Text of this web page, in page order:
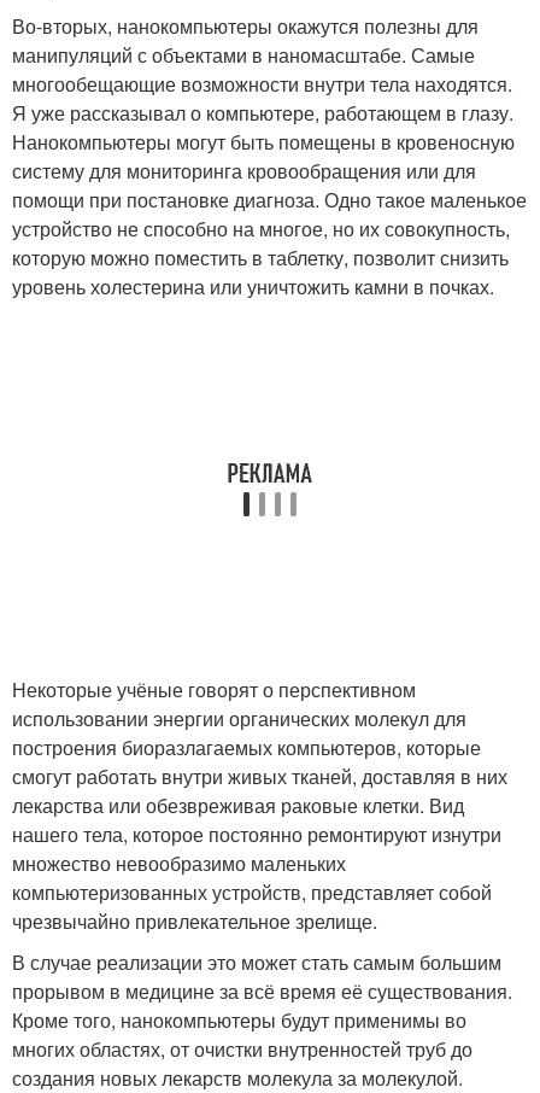
Во-вторых, нанокомпьютеры окажутся полезны для
манипуляций с объектами в наномасштабе. Самые
многообещающие возможности внутри тела находятся.
Я уже рассказывал о компьютере, работающем в глазу.
Нанокомпьютеры могут быть помещены в кровеносную
систему для мониторинга кровообращения или для
помощи при постановке диагноза. Одно такое маленькое
устройство не способно на многое, но их совокупность,
которую можно поместить в таблетку, позволит снизить
уровень холестерина или уничтожить камни в почках.
Некоторые учёные говорят о перспективном
использовании энергии органических молекул для
построения биоразлагаемых компьютеров, которые
смогут работать внутри живых тканей, доставляя в них
лекарства или обезвреживая раковые клетки. Вид
нашего тела, которое постоянно ремонтируют изнутри
множество невообразимо маленьких
компьютеризованных устройств, представляет собой
чрезвычайно привлекательное зрелище.
В случае реализации это может стать самым большим
прорывом в медицине за всё время её существования.
Кроме того, нанокомпьютеры будут применимы во
многих областях, от очистки внутренностей труб до
создания новых лекарств молекула за молекулой.